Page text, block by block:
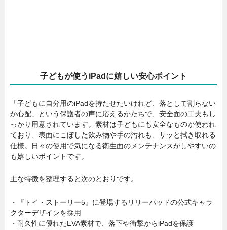
子どもが使うiPadに嬉しい安心ポイント
「子どもに自分用のiPadを持たせたいけれど、落として割らない
か心配」という保護者の声に応えるかたちで、安全面の工夫もし
っかり用意されています。素材は子どもにも安全なものが使われ
ており、表面にこぼした飲み物や手の汚れも、サッと拭き取れる
仕様。日々の使用で気になる衛生面のメンテナンスがしやすいの
も嬉しいポイントです。
主な特徴を整理すると次のとおりです。
・『トイ・ストーリー5』に登場するリリーパッドの公式キャラ
クターデザインを採用
・耐久性に優れたEVA素材で、落下や衝撃からiPadを保護